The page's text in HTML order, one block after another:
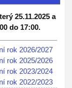
25.11.2025 a
do 17:00.
rok 2026/2027
rok 2025/2026
rok 2023/2024
rok 2022/2023